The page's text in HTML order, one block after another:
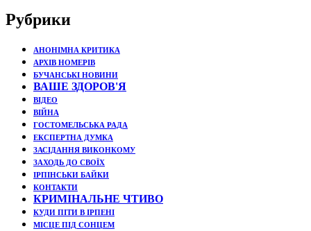
Рубрики
АНОНІМНА КРИТИКА
АРХІВ НОМЕРІВ
БУЧАНСЬКІ НОВИНИ
ВАШЕ ЗДОРОВ'Я
ВІДЕО
ВІЙНА
ГОСТОМЕЛЬСЬКА РАДА
ЕКСПЕРТНА ДУМКА
ЗАСІДАННЯ ВИКОНКОМУ
ЗАХОДЬ ДО СВОЇХ
ІРПІНСЬКИ БАЙКИ
КОНТАКТИ
КРИМІНАЛЬНЕ ЧТИВО
КУДИ ПІТИ В ІРПЕНІ
МІСЦЕ ПІД СОНЦЕМ